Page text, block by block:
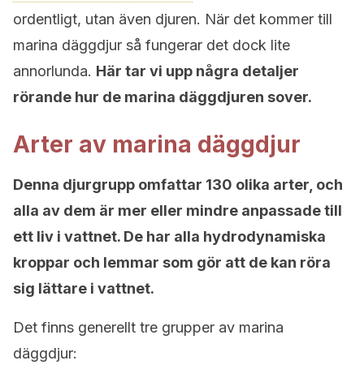
ordentligt, utan även djuren. När det kommer till
marina däggdjur så fungerar det dock lite
annorlunda. Här tar vi upp några detaljer
rörande hur de marina däggdjuren sover.
Arter av marina däggdjur
Denna djurgrupp omfattar 130 olika arter, och
alla av dem är mer eller mindre anpassade till
ett liv i vattnet. De har alla hydrodynamiska
kroppar och lemmar som gör att de kan röra
sig lättare i vattnet.
Det finns generellt tre grupper av marina
däggdjur: